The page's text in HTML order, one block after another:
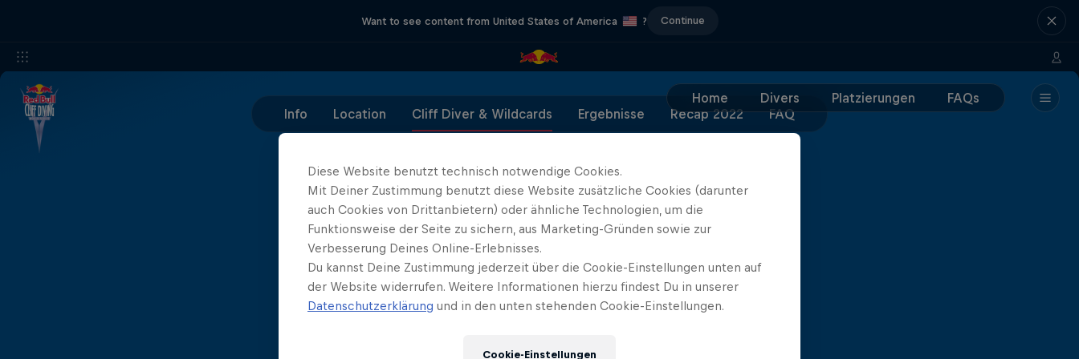
Want to see content from United States of America ? Continue
Home Divers Platzierungen
FAQs
Info
Location Cliff Diver & Wildcards Ergebnisse Recap 2022 FAQ
Partner
Diese Website benutzt technisch notwendige Cookies.
Mit Deiner Zustimmung benutzt diese Website zusätzliche Cookies (darunter
auch Cookies von Drittanbietern) oder ähnliche Technologien, um die
Funktionsweise der Seite zu sichern, aus Marketing-Gründen sowie zur
Verbesserung Deines Online-Erlebnisses.
Du kannst Deine Zustimmung jederzeit über die Cookie-Einstellungen unten auf
der Website widerrufen. Weitere Informationen hierzu findest Du in unserer
Datenschutzerklärung und in den unten stehenden Cookie-Einstellungen.
Cookie-Einstellungen